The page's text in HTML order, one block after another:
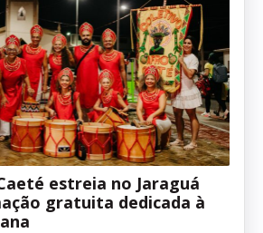
estreia no Jaraguá
gratuita dedicada à